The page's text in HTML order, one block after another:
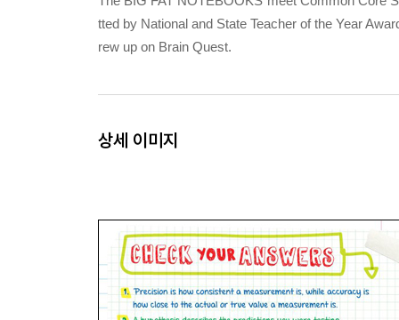
tted by National and State Teacher of the Year
rew up on Brain Quest.
상세 이미지